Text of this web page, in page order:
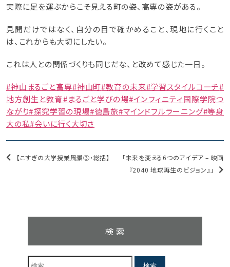
実際に足を運ぶからこそ見える町の姿、高専の姿がある。
見聞だけではなく、自分の目で確かめること、現地に行くこと
は、これからも大切にしたい。
これは人との関係づくりも同じだな、と改めて感じた一日。
#神山まるごと高専#神山町#教育の未来#学習スタイルコーチ#
地方創生と教育#まるごと学びの場#インフィニティ国際学院つ
ながり#探究学習の現場#徳島旅#マインドフルラーニング#等身
大の私#会いに行く大切さ
【こすぎの大学授業風景③・総括】
「未来を変える6つのアイデア – 映画
『2040 地球再生のビジョン』」
検 索